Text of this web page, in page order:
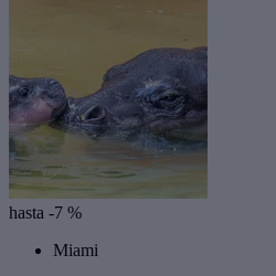
hasta -7 %
Miami